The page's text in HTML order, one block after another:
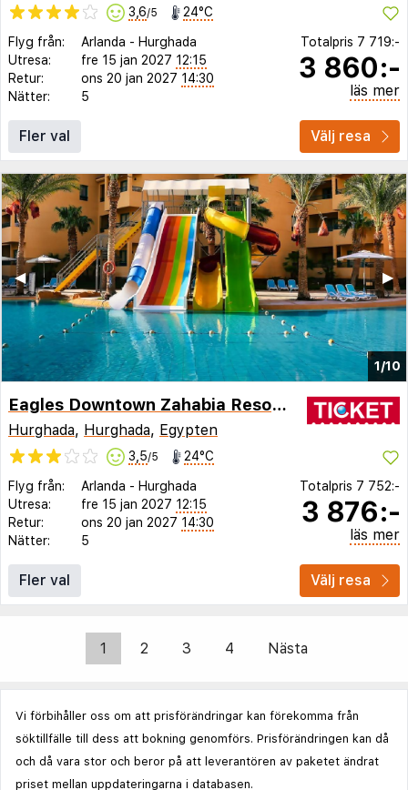
3,6/5 24°C
Flyg från: Arlanda - Hurghada
Utresa:
fre 15 jan 2027 12:15
Retur:
ons 20 jan 2027 14:30
Nätter:
5
Totalpris 7 719:-
3 860:-
läs mer
Fler val Välj resa
1/10
▶︎
◀︎
Eagles Downtown Zahabia Resort & Aqua Park Ex. Zahabia Village
Hurghada, Hurghada, Egypten
3,5/5 24°C
Flyg från: Arlanda - Hurghada
Utresa:
fre 15 jan 2027 12:15
Retur:
ons 20 jan 2027 14:30
Nätter:
5
Totalpris 7 752:-
3 876:-
läs mer
Fler val Välj resa
1 2 3 4 Nästa
Vi förbihåller oss om att prisförändringar kan förekomma från
söktillfälle till dess att bokning genomförs. Prisförändringen kan då
och då vara stor och beror på att leverantören av paketet ändrat
priset mellan uppdateringarna i databasen.